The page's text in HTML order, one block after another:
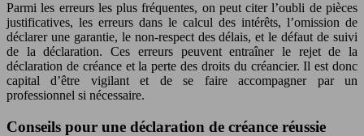
Parmi les erreurs les plus fréquentes, on peut citer l’oubli de pièces
justificatives, les erreurs dans le calcul des intérêts, l’omission de
déclarer une garantie, le non-respect des délais, et le défaut de suivi
de la déclaration. Ces erreurs peuvent entraîner le rejet de la
déclaration de créance et la perte des droits du créancier. Il est donc
capital d’être vigilant et de se faire accompagner par un
professionnel si nécessaire.
Conseils pour une déclaration de créance réussie